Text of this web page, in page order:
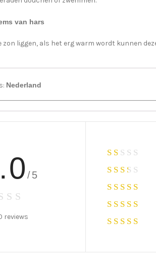
van hars
zon liggen, als het erg warm wordt kunnen
Nederland
/5
reviews